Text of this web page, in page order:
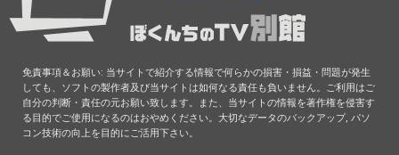
免責事項＆お願い: 当サイトで紹介する情報で何らかの損害・損益・問題が発生
しても、ソフトの製作者及び当サイトは如何なる責任も負いません。ご利用はご
自分の判断・責任の元お願い致します。また、当サイトの情報を著作権を侵害す
る目的でご使用になるのはおやめください。大切なデータのバックアップ, パソ
コン技術の向上を目的にご活用下さい。